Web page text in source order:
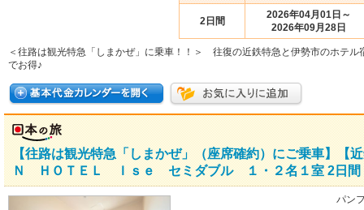
2日間
2026年04月01日～
2026年09月28日
＜往路は観光特急「しまかぜ」に乗車！！＞ 往復の近鉄特急と伊勢市のホテル
でお得♪
【往路は観光特急「しまかぜ」（座席確約）にご乗車】【
Ｎ ＨＯＴＥＬ Ｉｓｅ セミダブル １・２名１室 2日間
パン